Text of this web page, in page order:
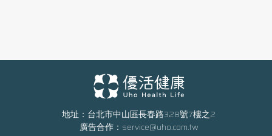
後依然可偵測到，顯示咖啡因不僅可穿透皮膚屏障，更可快速經毛
囊途徑由上往下滲透且作用持久；在持續使用3-6個月之後，可增加
頭髮的強韌度和粗度，並有效減少異常掉髮。」 醫師提醒：食品勿
貿然取代實證藥物 林敬恩醫師：「目前證實有效的藥物只有「5α還
原酶抑制劑」和「米諾地爾(minoxidil)」，前者可直接減少血中二氫
增生產生壓迫尿道的情形，陳怡光醫師指出，主要表現症狀有兩大
類，第一類阻塞的症狀會有像是小便變細、中斷、分岔、殘留尿
等，第二種是刺激型症狀像是頻尿、憋不住尿、漏尿、夜尿等，除
了生活品質受到影響，如果長期不治療，有些藥物甚至會影響括約
地址：台北市中山區長春路328號7樓之2
廣告合作： service@uho.com.tw